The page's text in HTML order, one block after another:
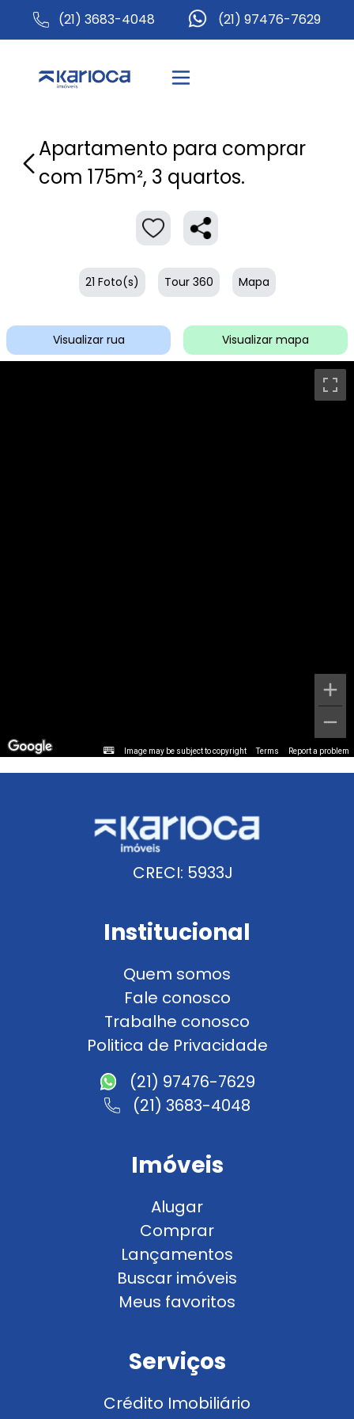
(21) 3683-4048 (21) 97476-7629
Apartamento para comprar
com 175m², 3 quartos.
21 Foto(s) Tour 360 Mapa
Visualizar rua Visualizar mapa
Image may be subject to copyright Terms Report a problem
CRECI: 5933J
Institucional
Quem somos
Fale conosco
Trabalhe conosco
Politica de Privacidade
(21) 97476-7629
(21) 3683-4048
Imóveis
Alugar
Comprar
Lançamentos
Buscar imóveis
Meus favoritos
Serviços
Crédito Imobiliário